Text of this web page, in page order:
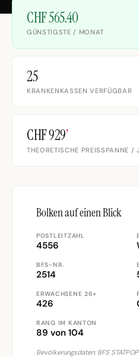
CHF 565.40
GÜNSTIGSTE / MONAT
25
KRANKENKASSEN VERFÜGBAR
CHF 929’
THEORETISCHE PREISSPANNE /
Bolken auf einen Blick
POSTLEITZAHL
4556
BFS-NR.
2514
ERWACHSENE 26+
426
RANG IM KANTON
89 von 104
Bevölkerungsdaten: BFS